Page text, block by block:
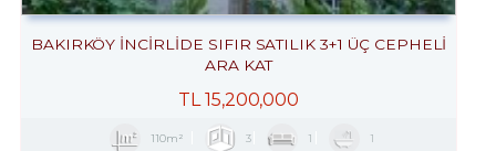
BAKIRKÖY İNCİRLİDE SIFIR SATILIK 3+1 ÜÇ CEPHELİ
ARA KAT
TL15,200,000
110m² 3 1 1